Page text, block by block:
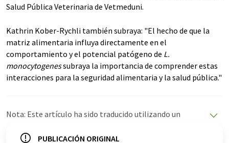
Salud Pública Veterinaria de Vetmeduni.
Kathrin Kober-Rychli también subraya: "El hecho de que la
matriz alimentaria influya directamente en el
comportamiento y el potencial patógeno de L.
monocytogenessubraya la importancia de comprender estas
interacciones para la seguridad alimentaria y la salud pública."
Nota: Este artículo ha sido traducido utilizando un
ofrece estas traducciones automáticas para presentar
PUBLICACIÓN ORIGINAL